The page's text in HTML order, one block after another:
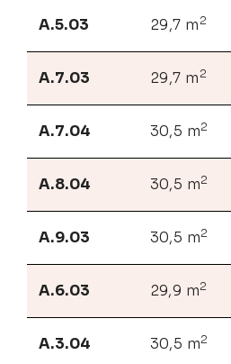
A.5.03 29,7 m 2
A.7.03 29,7 m 2
A.7.04 30,5 m2
A.8.04 30,5 m2
A.9.03 30,5 m2
A.6.03 29,9 m2
A.3.04 30,5 m2